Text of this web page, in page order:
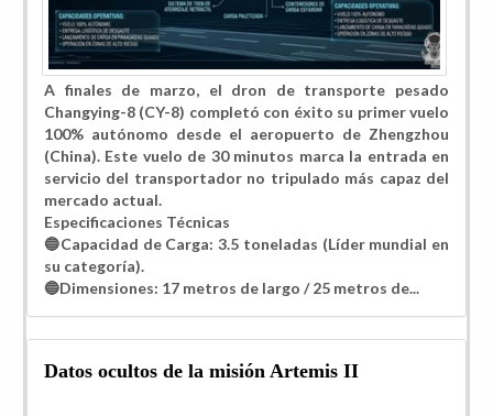
A finales de marzo, el dron de transporte pesado
Changying-8 (CY-8) completó con éxito su primer vuelo
100% autónomo desde el aeropuerto de Zhengzhou
(China). Este vuelo de 30 minutos marca la entrada en
servicio del transportador no tripulado más capaz del
mercado actual.
​Especificaciones Técnicas
🔵​Capacidad de Carga: 3.5 toneladas (Líder mundial en
su categoría).
🔵​Dimensiones: 17 metros de largo / 25 metros de...
Datos ocultos de la misión Artemis II